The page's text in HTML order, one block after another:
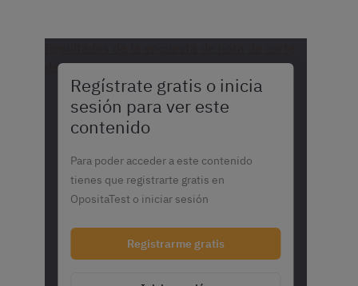
de Administrativos del Estado
Regístrate gratis o inicia
sesión para ver este
contenido
Para poder acceder a este contenido
tienes que registrarte gratis en
OpositaTest o iniciar sesión
Registrarme gratis